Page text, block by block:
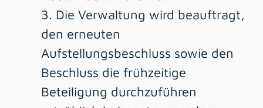
3. Die Verwaltung wird beauftragt,
den erneuten
Aufstellungsbeschluss sowie den
Beschluss die frühzeitige
Beteiligung durchzuführen